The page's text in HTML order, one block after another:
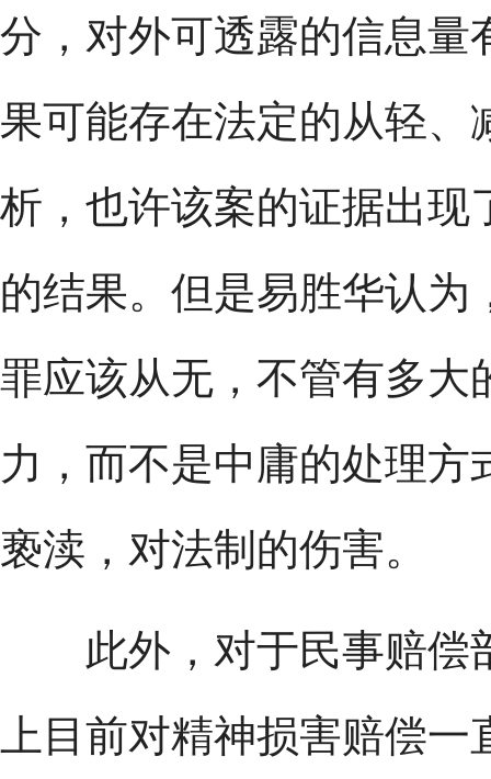
分，对外可透露的信息量
果可能存在法定的从轻、
析，也许该案的证据出现
的结果。但是易胜华认
罪应该从无，不管有多大
力，而不是中庸的处理
亵渎，对法制的伤害。
此外，对于民事赔偿
上目前对精神损害赔偿